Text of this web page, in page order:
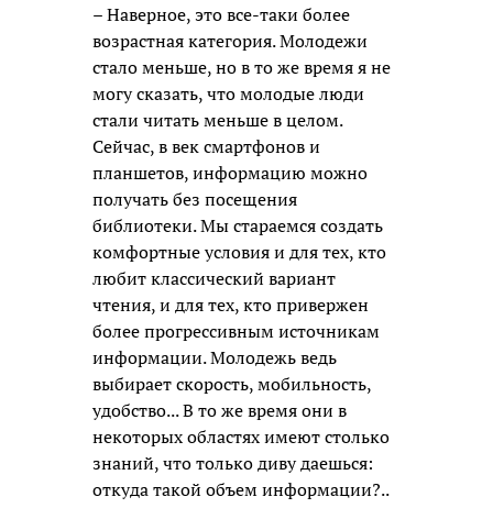
– Наверное, это все-таки более
возрастная категория. Молодежи
стало меньше, но в то же время я не
могу сказать, что молодые люди
стали читать меньше в целом.
Сейчас, в век смартфонов и
планшетов, информацию можно
получать без посещения
библиотеки. Мы стараемся создать
комфортные условия и для тех, кто
любит классический вариант
чтения, и для тех, кто привержен
более прогрессивным источникам
информации. Молодежь ведь
выбирает скорость, мобильность,
удобство... В то же время они в
некоторых областях имеют столько
знаний, что только диву даешься:
откуда такой объем информации?..